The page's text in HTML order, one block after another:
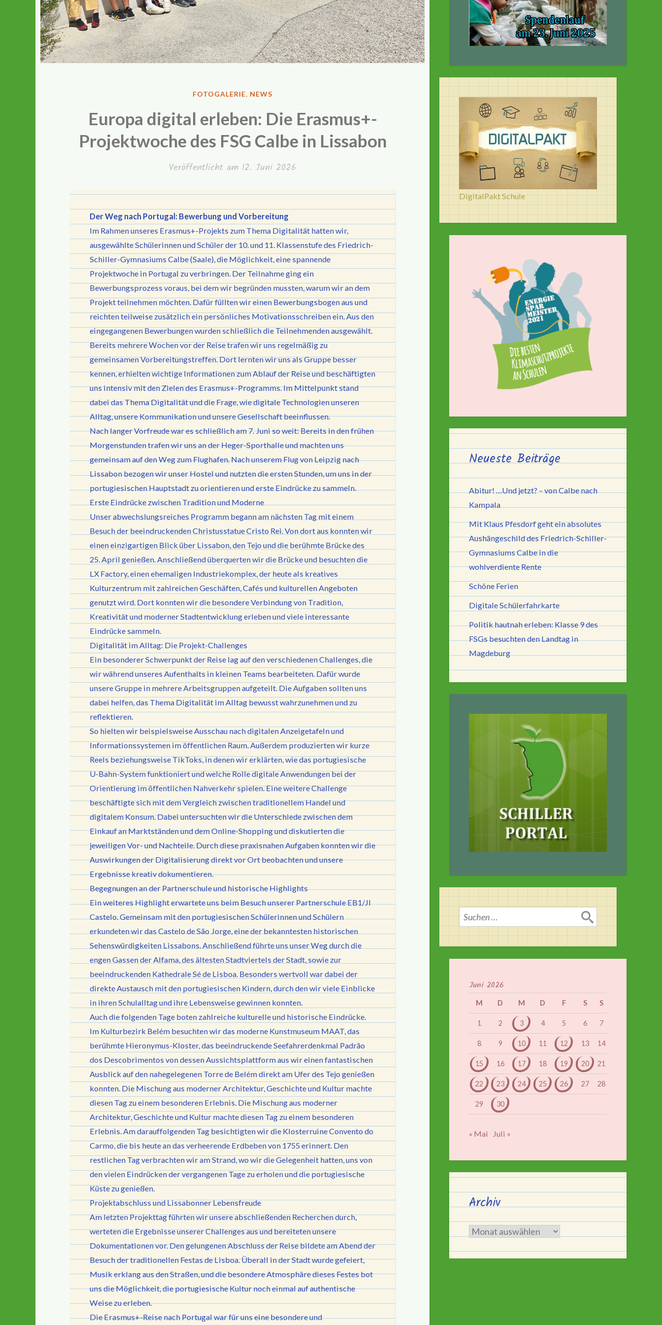
VERÖFFENTLICHT
FOTOGALERIE, NEWS
Europa digital erleben: Die Erasmus+-
Projektwoche des FSG Calbe in Lissabon
Veröffentlicht am 12. Juni 2026
Der Weg nach Portugal: Bewerbung und Vorbereitung
Im Rahmen unseres Erasmus+-Projekts zum Thema Digitalität hatten wir,
ausgewählte Schülerinnen und Schüler der 10. und 11. Klassenstufe des Friedrich-
Schiller-Gymnasiums Calbe (Saale), die Möglichkeit, eine spannende
Projektwoche in Portugal zu verbringen. Der Teilnahme ging ein
Bewerbungsprozess voraus, bei dem wir begründen mussten, warum wir an dem
Projekt teilnehmen möchten. Dafür füllten wir einen Bewerbungsbogen aus und
reichten teilweise zusätzlich ein persönliches Motivationsschreiben ein. Aus den
eingegangenen Bewerbungen wurden schließlich die Teilnehmenden ausgewählt.
Bereits mehrere Wochen vor der Reise trafen wir uns regelmäßig zu
gemeinsamen Vorbereitungstreffen. Dort lernten wir uns als Gruppe besser
kennen, erhielten wichtige Informationen zum Ablauf der Reise und beschäftigten
uns intensiv mit den Zielen des Erasmus+-Programms. Im Mittelpunkt stand
dabei das Thema Digitalität und die Frage, wie digitale Technologien unseren
Alltag, unsere Kommunikation und unsere Gesellschaft beeinflussen.
Nach langer Vorfreude war es schließlich am 7. Juni so weit: Bereits in den frühen
Morgenstunden trafen wir uns an der Heger-Sporthalle und machten uns
gemeinsam auf den Weg zum Flughafen. Nach unserem Flug von Leipzig nach
Lissabon bezogen wir unser Hostel und nutzten die ersten Stunden, um uns in der
portugiesischen Hauptstadt zu orientieren und erste Eindrücke zu sammeln.
Erste Eindrücke zwischen Tradition und Moderne
Unser abwechslungsreiches Programm begann am nächsten Tag mit einem
Besuch der beeindruckenden Christusstatue Cristo Rei. Von dort aus konnten wir
einen einzigartigen Blick über Lissabon, den Tejo und die berühmte Brücke des
25. April genießen. Anschließend überquerten wir die Brücke und besuchten die
LX Factory, einen ehemaligen Industriekomplex, der heute als kreatives
Kulturzentrum mit zahlreichen Geschäften, Cafés und kulturellen Angeboten
genutzt wird. Dort konnten wir die besondere Verbindung von Tradition,
Kreativität und moderner Stadtentwicklung erleben und viele interessante
Eindrücke sammeln.
Digitalität im Alltag: Die Projekt-Challenges
Ein besonderer Schwerpunkt der Reise lag auf den verschiedenen Challenges, die
wir während unseres Aufenthalts in kleinen Teams bearbeiteten. Dafür wurde
unsere Gruppe in mehrere Arbeitsgruppen aufgeteilt. Die Aufgaben sollten uns
dabei helfen, das Thema Digitalität im Alltag bewusst wahrzunehmen und zu
reflektieren.
So hielten wir beispielsweise Ausschau nach digitalen Anzeigetafeln und
Informationssystemen im öffentlichen Raum. Außerdem produzierten wir kurze
Reels beziehungsweise TikToks, in denen wir erklärten, wie das portugiesische
U-Bahn-System funktioniert und welche Rolle digitale Anwendungen bei der
Orientierung im öffentlichen Nahverkehr spielen. Eine weitere Challenge
beschäftigte sich mit dem Vergleich zwischen traditionellem Handel und
digitalem Konsum. Dabei untersuchten wir die Unterschiede zwischen dem
Einkauf an Marktständen und dem Online-Shopping und diskutierten die
jeweiligen Vor- und Nachteile. Durch diese praxisnahen Aufgaben konnten wir die
Auswirkungen der Digitalisierung direkt vor Ort beobachten und unsere
Ergebnisse kreativ dokumentieren.
Begegnungen an der Partnerschule und historische Highlights
Ein weiteres Highlight erwartete uns beim Besuch unserer Partnerschule EB1/JI
Castelo. Gemeinsam mit den portugiesischen Schülerinnen und Schülern
erkundeten wir das Castelo de São Jorge, eine der bekanntesten historischen
Sehenswürdigkeiten Lissabons. Anschließend führte uns unser Weg durch die
engen Gassen der Alfama, des ältesten Stadtviertels der Stadt, sowie zur
beeindruckenden Kathedrale Sé de Lisboa. Besonders wertvoll war dabei der
direkte Austausch mit den portugiesischen Kindern, durch den wir viele Einblicke
in ihren Schulalltag und ihre Lebensweise gewinnen konnten.
Auch die folgenden Tage boten zahlreiche kulturelle und historische Eindrücke.
Im Kulturbezirk Belém besuchten wir das moderne Kunstmuseum MAAT, das
berühmte Hieronymus-Kloster, das beeindruckende Seefahrerdenkmal Padrão
dos Descobrimentos von dessen Aussichtsplattform aus wir einen fantastischen
Ausblick auf den nahegelegenen Torre de Belém direkt am Ufer des Tejo genießen
konnten. Die Mischung aus moderner Architektur, Geschichte und Kultur machte
diesen Tag zu einem besonderen Erlebnis. Die Mischung aus moderner
Architektur, Geschichte und Kultur machte diesen Tag zu einem besonderen
Erlebnis. Am darauffolgenden Tag besichtigten wir die Klosterruine Convento do
Carmo, die bis heute an das verheerende Erdbeben von 1755 erinnert. Den
restlichen Tag verbrachten wir am Strand, wo wir die Gelegenheit hatten, uns von
den vielen Eindrücken der vergangenen Tage zu erholen und die portugiesische
Küste zu genießen.
Projektabschluss und Lissabonner Lebensfreude
Am letzten Projekttag führten wir unsere abschließenden Recherchen durch,
werteten die Ergebnisse unserer Challenges aus und bereiteten unsere
Dokumentationen vor. Den gelungenen Abschluss der Reise bildete am Abend der
Besuch der traditionellen Festas de Lisboa. Überall in der Stadt wurde gefeiert,
Musik erklang aus den Straßen, und die besondere Atmosphäre dieses Festes bot
uns die Möglichkeit, die portugiesische Kultur noch einmal auf authentische
Weise zu erleben.
Die Erasmus+-Reise nach Portugal war für uns eine besondere und
DigitalPakt Schule
Neueste Beiträge
Abitur! …Und jetzt? – von Calbe nach
Kampala
Mit Klaus Pfesdorf geht ein absolutes
Aushängeschild des Friedrich-Schiller-
Gymnasiums Calbe in die
wohlverdiente Rente
Schöne Ferien
Digitale Schülerfahrkarte
Politik hautnah erleben: Klasse 9 des
FSGs besuchten den Landtag in
Magdeburg
Suchen
nach:
Juni 2026
M D M D F S S
1 2 3 4 5 6 7
8 9 10 11 12 13 14
15 16 17 18 19 20 21
22 23 24 25 26 27 28
29 30
« Mai Juli »
Archiv
Archiv